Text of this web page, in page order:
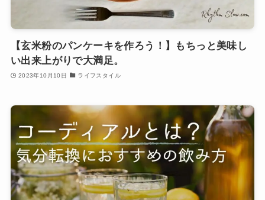
【玄米粉のパンケーキを作ろう！】もちっと美味し
い出来上がりで大満足。
2023年10月10日 ライフスタイル